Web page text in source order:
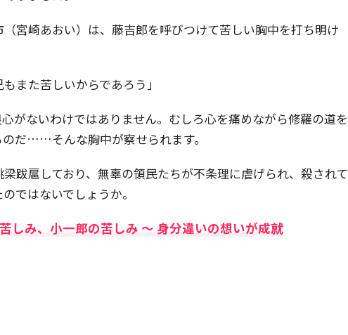
宮崎あおい）は、藤吉郎を呼びつけて苦しい胸中を打ち明け
また苦しいからであろう」
がないわけではありません。むしろ心を痛めながら修羅の道を
だ……そんな胸中が察せられます。
跋扈しており、無辜の領民たちが不条理に虐げられ、殺されて
ではないでしょうか。
しみ、小一郎の苦しみ 〜 身分違いの想いが成就